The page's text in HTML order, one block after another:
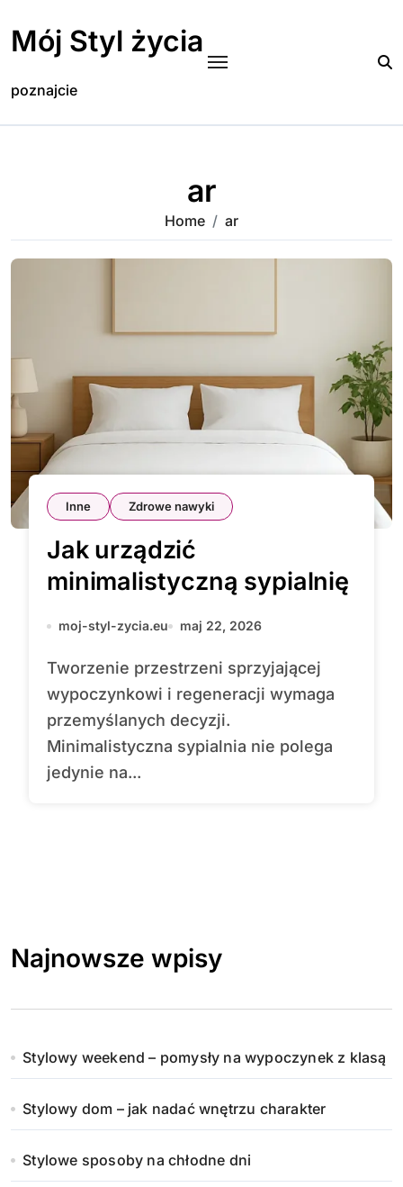
content
Mój Styl życia
poznajcie
ar
Home ar
Inne Zdrowe nawyki
Jak urządzić
minimalistyczną sypialnię
moj-styl-zycia.eu maj 22, 2026
Tworzenie przestrzeni sprzyjającej
wypoczynkowi i regeneracji wymaga
przemyślanych decyzji.
Minimalistyczna sypialnia nie polega
jedynie na...
Najnowsze wpisy
Stylowy weekend – pomysły na wypoczynek z klasą
Stylowy dom – jak nadać wnętrzu charakter
Stylowe sposoby na chłodne dni